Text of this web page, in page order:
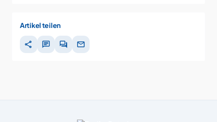
Artikel teilen
share chat forum mail